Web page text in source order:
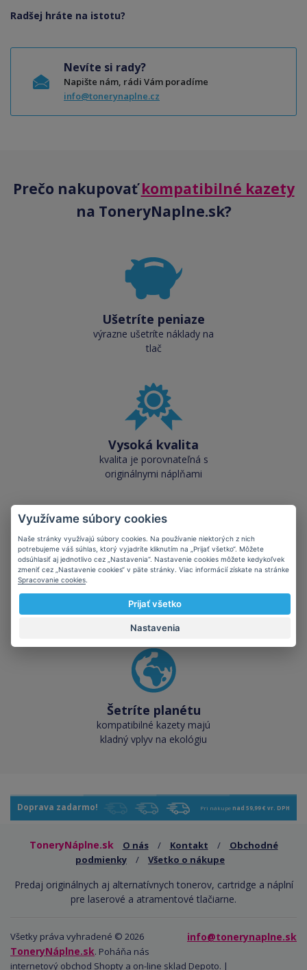
Radšej hráte na istotu?
Nevíte si rady?
Napište nám, rádi Vám poradíme
info@tonerynaplne.cz
Prečo nakupovaťkompatibilné kazety
na ToneryNaplne.sk?
Ušetríte peniaze
výrazne ušetríte náklady na
tlač
Vysoká kvalita
kvalita je porovnateľná s
originálnymi náplňami
Skladom takmer
cez 50 000 skladových
zásob pre okamžitý odber
Šetríte planétu
kompatibilné kazety majú
kladný vplyv na ekológiu
Doprava zadarmo! Pri nákupe nad 59,99 € vr. DPH
ToneryNáplne.sk O nás / Kontakt /
Obchodné
podmienky
/ Všetko o nákupe
Predaj originálnych aj alternatívnych tonerov, cartridge a náplní
pre laserové a atramentové tlačiarne.
info@tonerynaplne.sk
Všetky práva vyhradené © 2026
ToneryNáplne.sk. Poháňa nás
internetový obchod Shopty a on-line sklad Depoto. |
Využívame súbory cookies
Naše stránky využívajú súbory cookies. Na používanie niektorých z nich
potrebujeme váš súhlas, ktorý vyjadríte kliknutím na „Prijať všetko“. Môžete
odsúhlasiť aj jednotlivo cez „Nastavenia“. Nastavenie cookies môžete kedykoľvek
zmeniť cez „Nastavenie cookies“ v päte stránky. Viac informácií získate na stránke
Spracovanie cookies
Prijať všetko
Nastavenia